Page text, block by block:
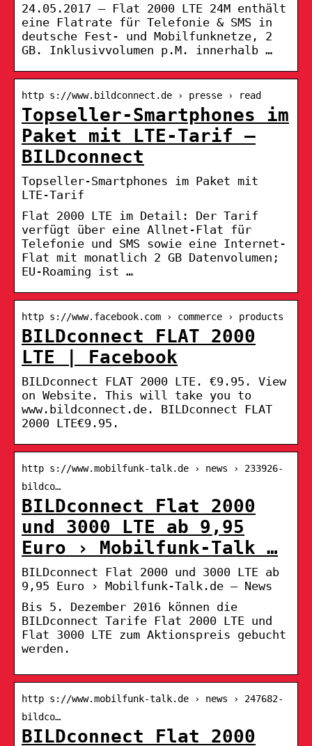
24.05.2017 — Flat 2000 LTE 24M enthält
eine Flatrate für Telefonie & SMS in
deutsche Fest- und Mobilfunknetze, 2
GB. Inklusivvolumen p.M. innerhalb …
http s://www.bildconnect.de › presse › read
Topseller-Smartphones im
Paket mit LTE-Tarif –
BILDconnect
Topseller-Smartphones im Paket mit
LTE-Tarif
Flat 2000 LTE im Detail: Der Tarif
verfügt über eine Allnet-Flat für
Telefonie und SMS sowie eine Internet-
Flat mit monatlich 2 GB Datenvolumen;
EU-Roaming ist …
http s://www.facebook.com › commerce › products
BILDconnect FLAT 2000
LTE | Facebook
BILDconnect FLAT 2000 LTE. €9.95. View
on Website. This will take you to
www.bildconnect.de. BILDconnect FLAT
2000 LTE€9.95.
http s://www.mobilfunk-talk.de › news › 233926-
bildco…
BILDconnect Flat 2000
und 3000 LTE ab 9,95
Euro › Mobilfunk-Talk …
BILDconnect Flat 2000 und 3000 LTE ab
9,95 Euro › Mobilfunk-Talk.de – News
Bis 5. Dezember 2016 können die
BILDconnect Tarife Flat 2000 LTE und
Flat 3000 LTE zum Aktionspreis gebucht
werden.
http s://www.mobilfunk-talk.de › news › 247682-
bildco…
BILDconnect Flat 2000